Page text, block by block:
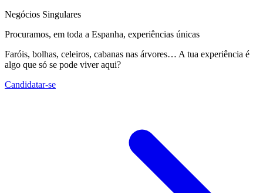
Negócios Singulares
Procuramos, em toda a Espanha, experiências únicas
Faróis, bolhas, celeiros, cabanas nas árvores… A tua experiência é
algo que só se pode viver aqui?
Candidatar-se